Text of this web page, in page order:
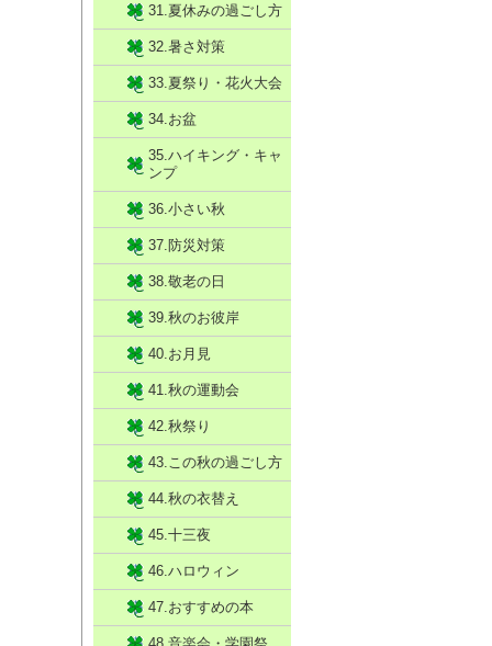
31.夏休みの過ごし方
32.暑さ対策
33.夏祭り・花火大会
34.お盆
35.ハイキング・キャ
ンプ
36.小さい秋
37.防災対策
38.敬老の日
39.秋のお彼岸
40.お月見
41.秋の運動会
42.秋祭り
43.この秋の過ごし方
44.秋の衣替え
45.十三夜
46.ハロウィン
47.おすすめの本
48.音楽会・学園祭